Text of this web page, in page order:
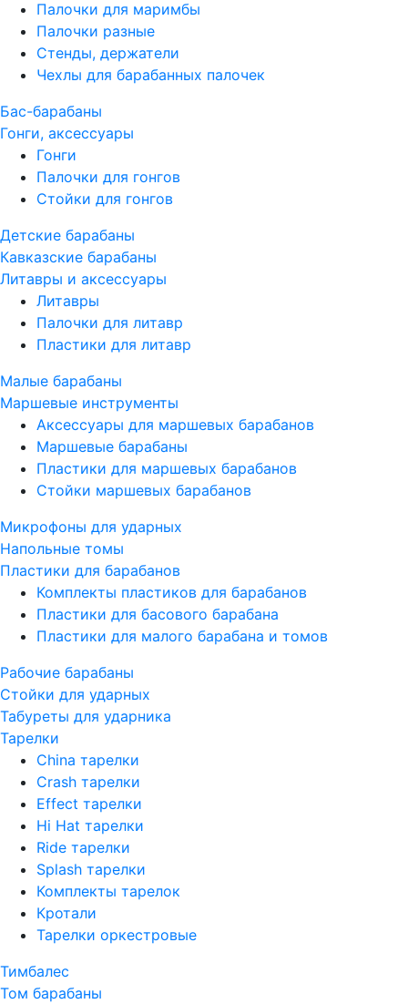
Палочки для маримбы
Палочки разные
Стенды, держатели
Чехлы для барабанных палочек
Бас-барабаны
Гонги, аксессуары
Гонги
Палочки для гонгов
Стойки для гонгов
Детские барабаны
Кавказские барабаны
Литавры и аксессуары
Литавры
Палочки для литавр
Пластики для литавр
Малые барабаны
Маршевые инструменты
Аксессуары для маршевых барабанов
Маршевые барабаны
Пластики для маршевых барабанов
Стойки маршевых барабанов
Микрофоны для ударных
Напольные томы
Пластики для барабанов
Комплекты пластиков для барабанов
Пластики для басового барабана
Пластики для малого барабана и томов
Рабочие барабаны
Стойки для ударных
Табуреты для ударника
Тарелки
China тарелки
Crash тарелки
Effect тарелки
Hi Hat тарелки
Ride тарелки
Splash тарелки
Комплекты тарелок
Кротали
Тарелки оркестровые
Тимбалес
Том барабаны